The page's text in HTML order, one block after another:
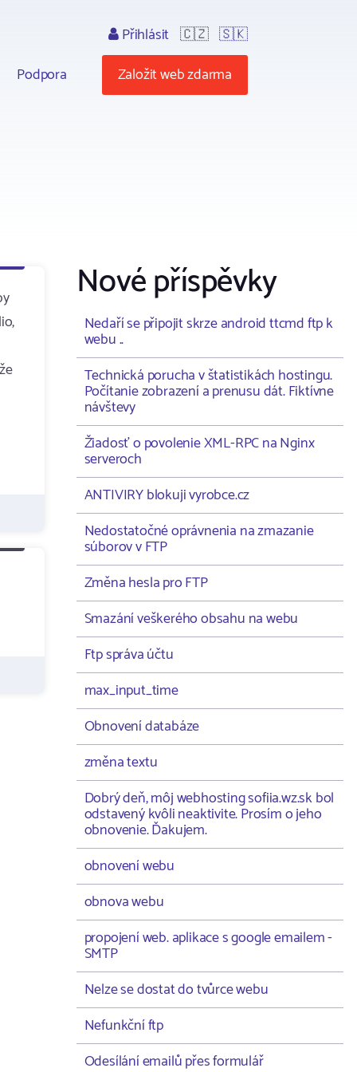
Podpora
Přihlásit 🇨🇿 🇸🇰
Založit web zdarma
Nové příspěvky
Nedaří se připojit skrze android ttcmd ftp k
webu ..
Technická porucha v štatistikách hostingu.
Počítanie zobrazení a prenusu dát. Fiktívne
návštevy
Žiadosť o povolenie XML-RPC na Nginx
serveroch
ANTIVIRY blokuji vyrobce.cz
Nedostatočné oprávnenia na zmazanie
súborov v FTP
Změna hesla pro FTP
Smazání veškerého obsahu na webu
Ftp správa účtu
max_input_time
Obnovení databáze
změna textu
Dobrý deň, môj webhosting sofiia.wz.sk bol
odstavený kvôli neaktivite. Prosím o jeho
obnovenie. Ďakujem.
obnovení webu
obnova webu
propojení web. aplikace s google emailem -
SMTP
Nelze se dostat do tvůrce webu
Nefunkční ftp
Odesílání emailů přes formulář